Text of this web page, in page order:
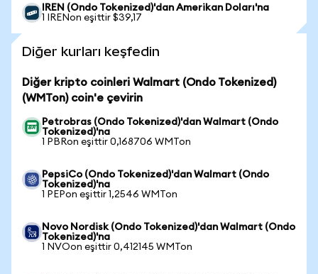
IREN (Ondo Tokenized)'dan Amerikan Doları'na
1 IRENon eşittir $39,17
Diğer kurları keşfedin
Diğer kripto coinleri Walmart (Ondo Tokenized)
(WMTon) coin'e çevirin
Petrobras (Ondo Tokenized)'dan Walmart (Ondo
Tokenized)'na
1 PBRon eşittir 0,168706 WMTon
PepsiCo (Ondo Tokenized)'dan Walmart (Ondo
Tokenized)'na
1 PEPon eşittir 1,2546 WMTon
Novo Nordisk (Ondo Tokenized)'dan Walmart (Ondo
Tokenized)'na
1 NVOon eşittir 0,412145 WMTon